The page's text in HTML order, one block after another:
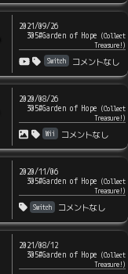
2021/09/26
305#Garden of Hope (Collect
Treasure!)
Switch
コメントなし
2020/08/26
305#Garden of Hope (Collect
Treasure!)
Wii
コメントなし
2020/11/06
305#Garden of Hope (Collect
Treasure!)
Switch
コメントなし
2021/08/12
305#Garden of Hope (Collect
Treasure!)